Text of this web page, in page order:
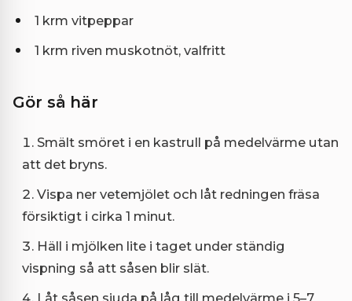
1 krm vitpeppar
1 krm riven muskotnöt, valfritt
Gör så här
Smält smöret i en kastrull på medelvärme utan
att det bryns.
Vispa ner vetemjölet och låt redningen fräsa
försiktigt i cirka 1 minut.
Häll i mjölken lite i taget under ständig
vispning så att såsen blir slät.